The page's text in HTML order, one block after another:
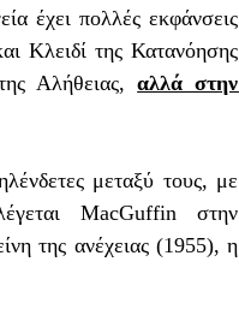
έχει πολλές εκφάνσεις
Κλειδί της Κατανόησης
Αλήθειας, αλλά στην
μεταξύ τους, με
MacGuffin στην
της ανέχειας (1955), η